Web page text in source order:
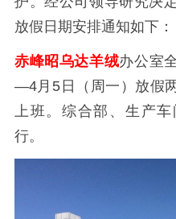
放假日期安排通知如下：
赤峰昭乌达羊绒办公室
—4月5日（周一）放假
上班。综合部、生产
行。